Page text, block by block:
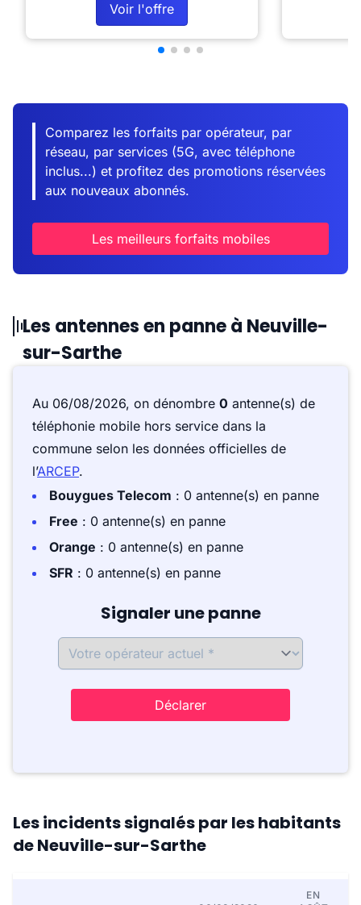
Voir l'offre
Comparez les forfaits par opérateur, par
réseau, par services (5G, avec téléphone
inclus...) et profitez des promotions réservées
aux nouveaux abonnés.
Les meilleurs forfaits mobiles
Les antennes en panne à Neuville-
sur-Sarthe
Au 06/08/2026, on dénombre 0 antenne(s) de
téléphonie mobile hors service dans la
commune selon les données officielles de
l’ARCEP.
Bouygues Telecom : 0 antenne(s) en panne
Free : 0 antenne(s) en panne
Orange : 0 antenne(s) en panne
SFR : 0 antenne(s) en panne
Signaler une panne
Déclarer
Les incidents signalés par les habitants
de Neuville-sur-Sarthe
EN